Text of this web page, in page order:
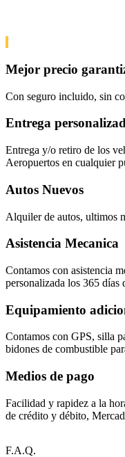
Mejor precio
Con seguro incluido, sin
Entrega
Entrega y/o retiro de los
Aeropuertos en cualquier
Autos Nuevos
Alquiler de autos, ultimos
Asistencia Mecanica
Contamos con asistencia
personalizada los 365 días
Equipamiento
Contamos con GPS, silla
bidones de combustible
Medios de pago
Facilidad y rapidez a la
de crédito y débito,
F.A.Q.